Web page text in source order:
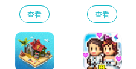
查看 查看